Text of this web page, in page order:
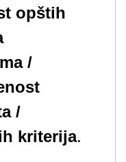
opštih
/
/
kriterija.